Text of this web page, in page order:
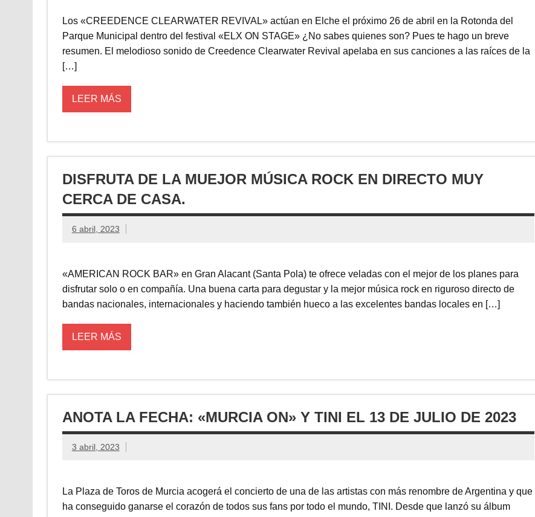
Los «CREEDENCE CLEARWATER REVIVAL» actúan en Elche el próximo 26 de abril en la Rotonda del
Parque Municipal dentro del festival «ELX ON STAGE» ¿No sabes quienes son? Pues te hago un breve
resumen. El melodioso sonido de Creedence Clearwater Revival apelaba en sus canciones a las raíces de la
[…]
LEER MÁS
DISFRUTA DE LA MUEJOR MÚSICA ROCK EN DIRECTO MUY
CERCA DE CASA.
6 abril, 2023
«AMERICAN ROCK BAR» en Gran Alacant (Santa Pola) te ofrece veladas con el mejor de los planes para
disfrutar solo o en compañía. Una buena carta para degustar y la mejor música rock en riguroso directo de
bandas nacionales, internacionales y haciendo también hueco a las excelentes bandas locales en […]
LEER MÁS
ANOTA LA FECHA: «MURCIA ON» Y TINI EL 13 DE JULIO DE 2023
3 abril, 2023
La Plaza de Toros de Murcia acogerá el concierto de una de las artistas con más renombre de Argentina y que
ha conseguido ganarse el corazón de todos sus fans por todo el mundo, TINI. Desde que lanzó su álbum